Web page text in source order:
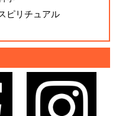
ピリチュアル